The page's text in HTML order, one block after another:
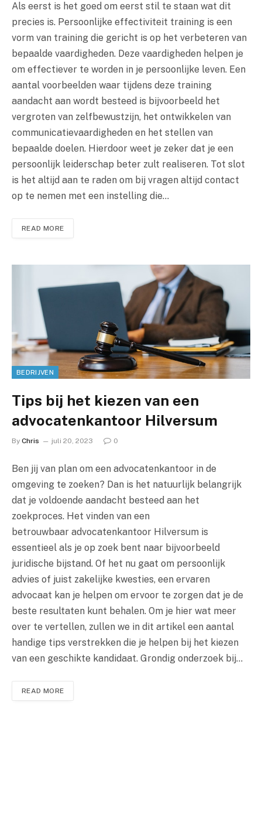
Als eerst is het goed om eerst stil te staan wat dit
precies is. Persoonlijke effectiviteit training is een
vorm van training die gericht is op het verbeteren van
bepaalde vaardigheden. Deze vaardigheden helpen je
om effectiever te worden in je persoonlijke leven. Een
aantal voorbeelden waar tijdens deze training
aandacht aan wordt besteed is bijvoorbeeld het
vergroten van zelfbewustzijn, het ontwikkelen van
communicatievaardigheden en het stellen van
bepaalde doelen. Hierdoor weet je zeker dat je een
persoonlijk leiderschap beter zult realiseren. Tot slot
is het altijd aan te raden om bij vragen altijd contact
op te nemen met een instelling die…
READ MORE
BEDRIJVEN
Tips bij het kiezen van een
advocatenkantoor Hilversum
By Chris juli 20, 2023 0
Ben jij van plan om een advocatenkantoor in de
omgeving te zoeken? Dan is het natuurlijk belangrijk
dat je voldoende aandacht besteed aan het
zoekproces. Het vinden van een
betrouwbaar advocatenkantoor Hilversum is
essentieel als je op zoek bent naar bijvoorbeeld
juridische bijstand. Of het nu gaat om persoonlijk
advies of juist zakelijke kwesties, een ervaren
advocaat kan je helpen om ervoor te zorgen dat je de
beste resultaten kunt behalen. Om je hier wat meer
over te vertellen, zullen we in dit artikel een aantal
handige tips verstrekken die je helpen bij het kiezen
van een geschikte kandidaat. Grondig onderzoek bij…
READ MORE